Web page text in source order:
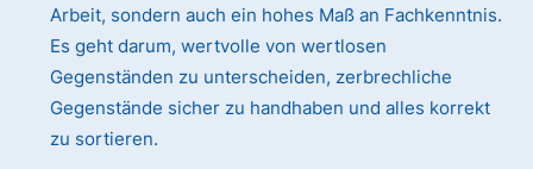
Arbeit, sondern auch ein hohes Maß an Fachkenntnis.
Es geht darum, wertvolle von wertlosen
Gegenständen zu unterscheiden, zerbrechliche
Gegenstände sicher zu handhaben und alles korrekt
zu sortieren.